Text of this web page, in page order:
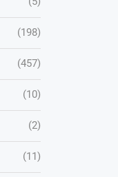
(198)
(457)
(10)
(2)
(11)